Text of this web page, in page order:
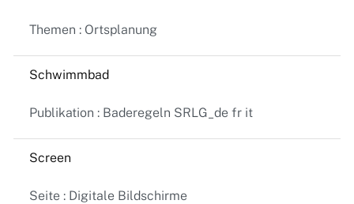
Themen : Ortsplanung
Schwimmbad
Publikation : Baderegeln SRLG_de fr it
Screen
Seite : Digitale Bildschirme